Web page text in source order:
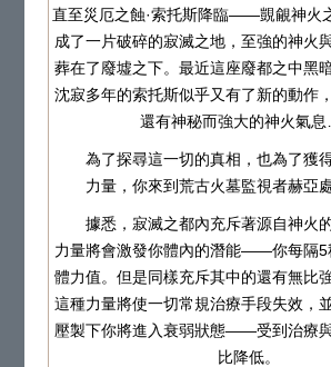
直至災厄之蝕·索托斯降臨——覬覦神火
成了一片破碎的寂滅之地，至強的神火
葬在了廢墟之下。最近這座廢都之中黑
沈寂多年的索托斯似乎又有了新的動作
還有神秘而強大的神火氣
為了探尋這一切的真相，也為了獲
力量，你來到荒古火墓監視者赫亞
據悉，寂滅之都內充斥著源自神火
力量將會激發你體內的潛能——你每隔5
體力值。但是同樣充斥其中的還有無比
這種力量將使一切常規治療手段失效，
壓製下你將進入衰弱狀態——受到治療
比降低。